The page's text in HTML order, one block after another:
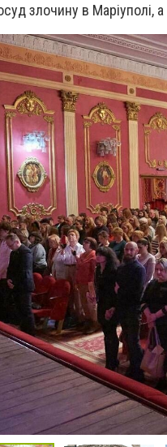
злочину в Маріуполі,